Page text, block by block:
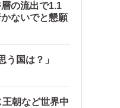
の流出で1.1
ないでと懇願
う国は？」
朝など世界中